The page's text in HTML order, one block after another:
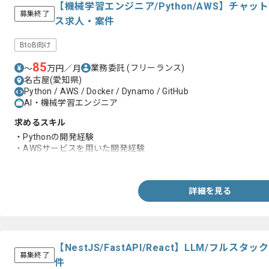
募集終了
【機械学習エンジニア/Python/AWS】チャッ
ス求人・案件
BtoB向け
〜85万円／月 業務委託(フリーランス)
名古屋(愛知県)
Python / AWS / Docker / Dynamo / GitHub
AI・機械学習エンジニア
求めるスキル
・Pythonの開発経験
・AWSサービスを用いた開発経験
詳細を見る
募集終了
【NestJS/FastAPI/React】LLM/フルスタック
件